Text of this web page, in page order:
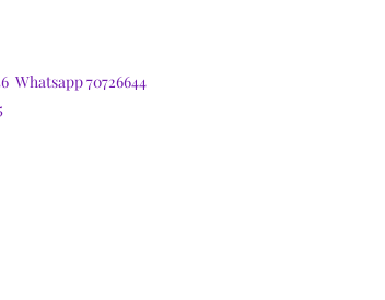
Whatsapp 70726644